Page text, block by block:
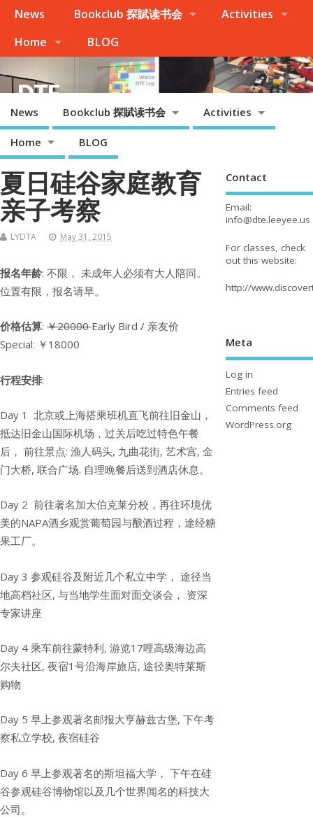
News Bookclub 探賦读书会
Activities
Home
BLOG
DTE
Palo Alto, Cupertino, Evergreen San Jose, Milpitas, Fremont/Newark
News Bookclub 探賦读书会 Activities
Home BLOG
夏日硅谷家庭教育
亲子考察
LYDTA May 31, 2015
报名年龄: 不限， 未成年人必须有大人陪同。
位置有限，报名请早。
价格估算: ￥20000Early Bird / 亲友价
Special: ￥18000
行程安排:
Day 1 北京或上海搭乘班机直飞前往旧金山，
抵达旧金山国际机场，过关后吃过特色午餐
后， 前往景点: 渔人码头, 九曲花街, 艺术宫, 金
门大桥, 联合广场. 自理晚餐后送到酒店休息。
Day 2 前往著名加大伯克莱分校，再往环境优
美的NAPA酒乡观赏葡萄园与酿酒过程，途经糖
果工厂。
Day 3 参观硅谷及附近几个私立中学， 途径当
地高档社区, 与当地学生面对面交谈会， 资深
专家讲座
Day 4 乘车前往蒙特利, 游览17哩高级海边高
尔夫社区, 夜宿1号沿海岸旅店, 途径奥特莱斯
购物
Day 5 早上参观著名邮报大亨赫兹古堡, 下午考
察私立学校, 夜宿硅谷
Day 6 早上参观著名的斯坦福大学， 下午在硅
谷参观硅谷博物馆以及几个世界闻名的科技大
公司。
Contact
Email:
info@dte.leeyee.us
For classes, check
out this website:
http://
Meta
Log in
Entries feed
Comments feed
WordPress.org